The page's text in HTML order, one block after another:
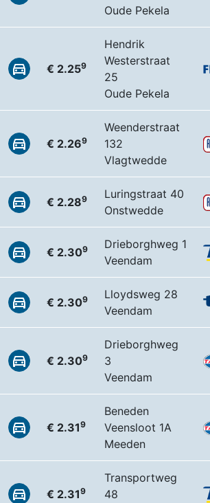
Oude Pekela
€ 2.259
Hendrik
Westerstraat
25
Oude Pekela
€ 2.269
Weenderstraat
132
Vlagtwedde
€ 2.289
Luringstraat 40
Onstwedde
€ 2.309
Drieborghweg 1
Veendam
€ 2.309
Lloydsweg 28
Veendam
€ 2.309
Drieborghweg
3
Veendam
€ 2.319
Beneden
Veensloot 1A
Meeden
€ 2.319
Transportweg
48